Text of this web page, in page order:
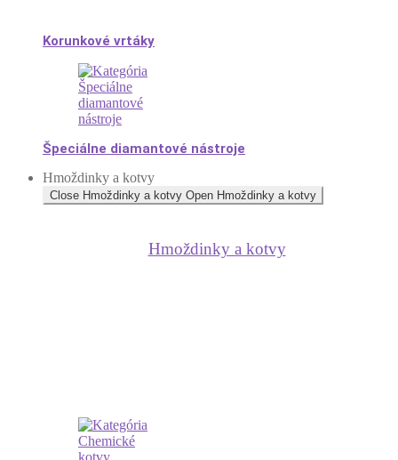
Korunkové vrtáky
Špeciálne diamantové nástroje
Hmoždinky a kotvy
Close Hmoždinky a kotvy Open Hmoždinky a kotvy
Hmoždinky a kotvy